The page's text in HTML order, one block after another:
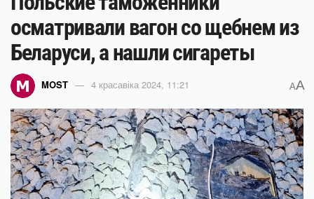
осматривали вагон со щебнем из
Беларуси, а нашли сигареты
MOST 4 красавіка 2024, 11:21 AA